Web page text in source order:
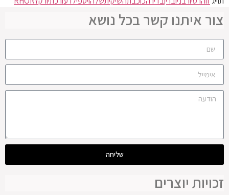
צור איתנו קשר בכל נושא
שליחה
זכויות יוצרים